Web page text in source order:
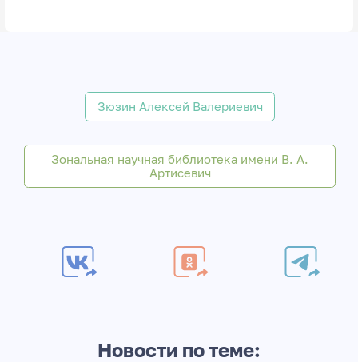
Зюзин Алексей Валериевич
Зональная научная библиотека имени В. А.
Артисевич
Новости по теме: